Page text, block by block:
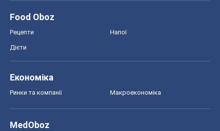
Food Oboz
Рецепти Напої
Дієти
Економіка
Ринки та компанії Макроекономіка
MedOboz